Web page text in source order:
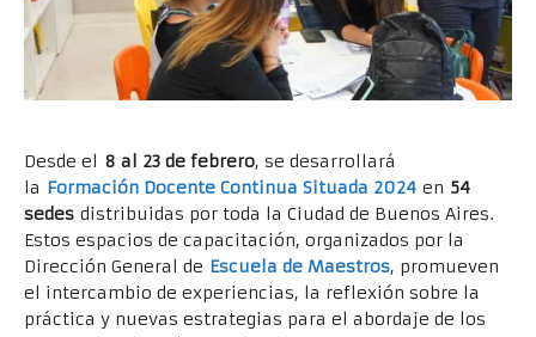
Desde el 8 al 23 de febrero, se desarrollará
la Formación Docente Continua Situada 2024 en 54
sedes distribuidas por toda la Ciudad de Buenos Aires.
Estos espacios de capacitación, organizados por la
Dirección General de Escuela de Maestros, promueven
el intercambio de experiencias, la reflexión sobre la
práctica y nuevas estrategias para el abordaje de los